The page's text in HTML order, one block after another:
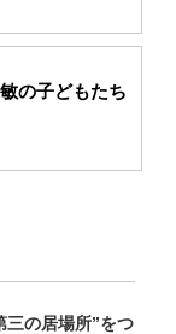
の子どもたち
三の居場所”をつ